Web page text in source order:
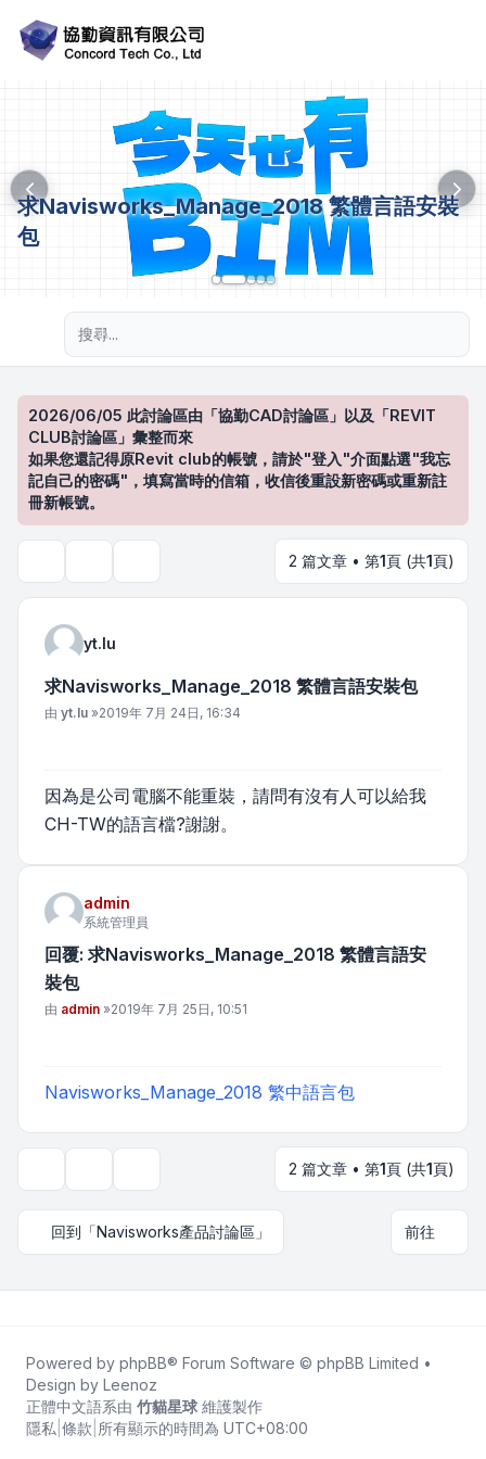
求Navisworks_Manage_2018 繁體言語安裝
包
2026/06/05 此討論區由「協勤CAD討論區」以及「REVIT
CLUB討論區」彙整而來
如果您還記得原Revit club的帳號，請於"登入"介面點選"我忘
記自己的密碼"，填寫當時的信箱，收信後重設新密碼或重新註
冊新帳號。
2 篇文章 • 第1頁 (共1頁)
yt.lu
求Navisworks_Manage_2018 繁體言語安裝包
文章
由 yt.lu »2019年 7月 24日, 16:34
因為是公司電腦不能重裝，請問有沒有人可以給我
CH-TW的語言檔?謝謝。
admin
系統管理員
回覆: 求Navisworks_Manage_2018 繁體言語安
裝包
文章
由 admin »2019年 7月 25日, 10:51
Navisworks_Manage_2018 繁中語言包
2 篇文章 • 第1頁 (共1頁)
回到「Navisworks產品討論區」 前往
Powered by phpBB® Forum Software © phpBB Limited •
Design by Leenoz
正體中文語系由 竹貓星球 維護製作
隱私 條款 所有顯示的時間為 UTC+08:00